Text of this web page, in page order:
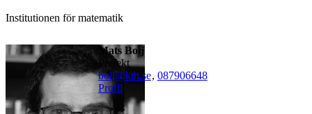
Institutionen för matematik
Mats Boij
Prefekt
boij@kth.se, 087906648
Profil